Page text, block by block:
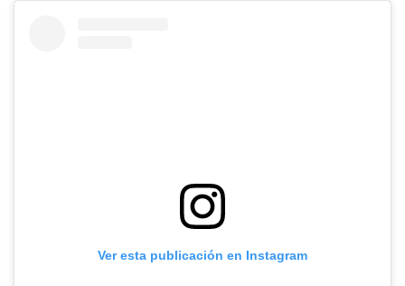
Ver esta publicación en Instagram